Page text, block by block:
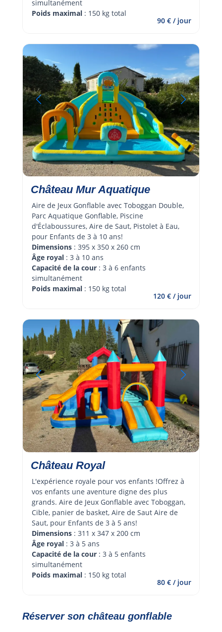
simultanément
Poids maximal : 150 kg total
90 € / jour
Château Mur Aquatique
Aire de Jeux Gonflable avec Toboggan Double,
Parc Aquatique Gonflable, Piscine
d'Éclaboussures, Aire de Saut, Pistolet à Eau,
pour Enfants de 3 à 10 ans!
Dimensions : 395 x 350 x 260 cm
Âge royal : 3 à 10 ans
Capacité de la cour : 3 à 6 enfants
simultanément
Poids maximal : 150 kg total
120 € / jour
Château Royal
L'expérience royale pour vos enfants !Offrez à
vos enfants une aventure digne des plus
grands. Aire de Jeux Gonflable avec Toboggan,
Cible, panier de basket, Aire de Saut Aire de
Saut, pour Enfants de 3 à 5 ans!
Dimensions : 311 x 347 x 200 cm
Âge royal : 3 à 5 ans
Capacité de la cour : 3 à 5 enfants
simultanément
Poids maximal : 150 kg total
80 € / jour
Réserver son château gonflable